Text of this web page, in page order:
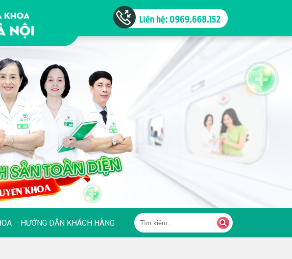
Liên hệ: 0969.668.152
HƯỚNG DẪN KHÁCH HÀNG